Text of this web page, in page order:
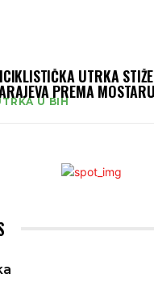
UTRKA
PREMA
NERETVE
U BIH